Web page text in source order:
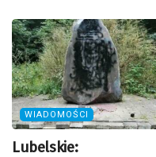
WIADOMOŚCI
Lubelskie: